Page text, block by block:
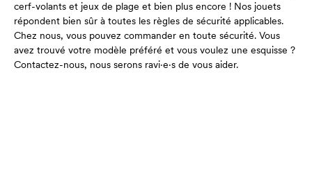
cerf-volants et jeux de plage et bien plus encore ! Nos jouets
répondent bien sûr à toutes les règles de sécurité applicables.
Chez nous, vous pouvez commander en toute sécurité. Vous
avez trouvé votre modèle préféré et vous voulez une esquisse ?
Contactez-nous, nous serons ravi·e·s de vous aider.